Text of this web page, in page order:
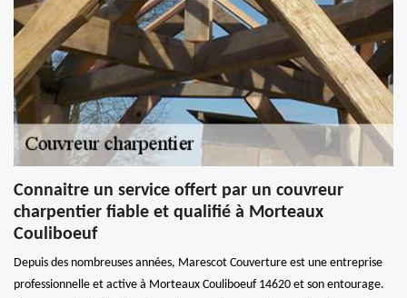
Connaitre un service offert par un couvreur
charpentier fiable et qualifié à Morteaux
Couliboeuf
Depuis des nombreuses années, Marescot Couverture est une entreprise
professionnelle et active à Morteaux Couliboeuf 14620 et son entourage.